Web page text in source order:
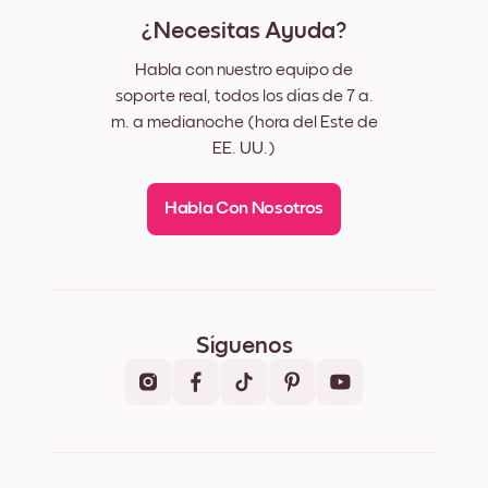
¿Necesitas Ayuda?
Habla con nuestro equipo de
soporte real, todos los días de 7 a.
m. a medianoche (hora del Este de
EE. UU.)
Habla Con Nosotros
Síguenos